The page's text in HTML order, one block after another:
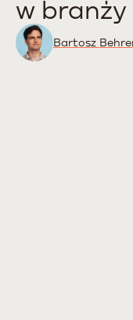
w
Bartosz